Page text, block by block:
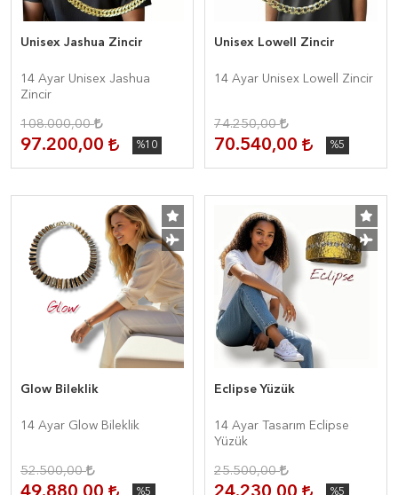
Unisex Jashua Zincir
14 Ayar Unisex Jashua
Zincir
108.000,00
97.200,00 %10
Unisex Lowell Zincir
14 Ayar Unisex Lowell Zincir
74.250,00
70.540,00 %5
Glow Bileklik
14 Ayar Glow Bileklik
52.500,00
%5
Eclipse Yüzük
14 Ayar Tasarım Eclipse
Yüzük
25.500,00
%5